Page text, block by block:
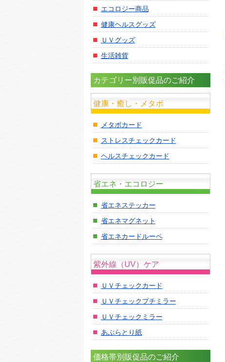
エコロジー商品
健康ヘルスグッズ
ＵＶグッズ
生活雑貨
カテゴリー別販促品のご紹介
健康・癒し・メタボ
メタボカード
ストレスチェックカード
ヘルスチェックカード
省エネ・エコロジー
省エネステッカー
省エネマグネット
省エネカードルーペ
紫外線（UV）ケア
ＵＶチェックカード
ＵＶチェックプチミラー
ＵＶチェックミラー
あぶらとり紙
価格帯別販促品のご紹介